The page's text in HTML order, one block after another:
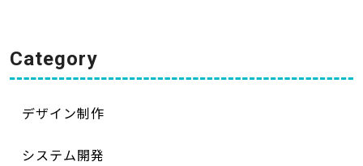
Category
デザイン制作
システム開発